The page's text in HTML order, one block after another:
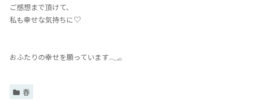
ご感想まで頂けて、
私も幸せな気持ちに♡
おふたりの幸せを願っています𓂃𓈒𓂂
春